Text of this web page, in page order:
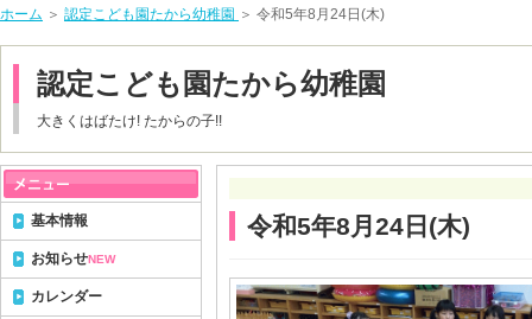
ホーム ＞ 認定こども園たから幼稚園 ＞ 令和5年8月24日(木)
認定こども園たから幼稚園
大きくはばたけ! たからの子!!
令和5年8月24日(木)
基本情報
お知らせNEW
カレンダー